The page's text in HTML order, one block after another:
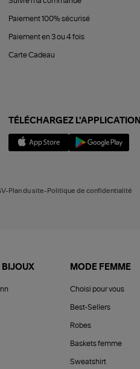
Paiement 100% sécurisé
Paiement en 3 ou 4 fois
Carte Cadeau
TÉLÉCHARGEZ L'APPLICATION
Plan du site-Politique de confidentialité
BIJOUX MODE FEMME
Choisi pour vous
Best-Sellers
Robes
Baskets femme
Sweatshirt